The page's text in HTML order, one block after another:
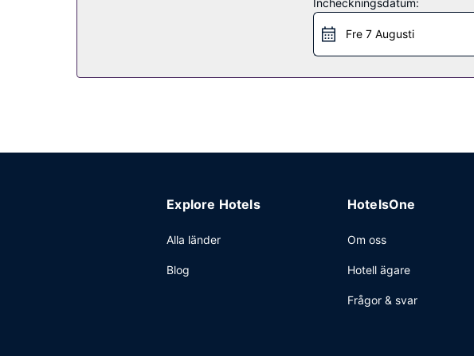
Gäster har tillgång till bland annat reception (öppen dygnet runt),
Incheckningsdatum:
Fre 7 Augusti
Explore Hotels
Alla länder
Blog
HotelsOne
Om oss
Hotell ägare
Frågor & svar